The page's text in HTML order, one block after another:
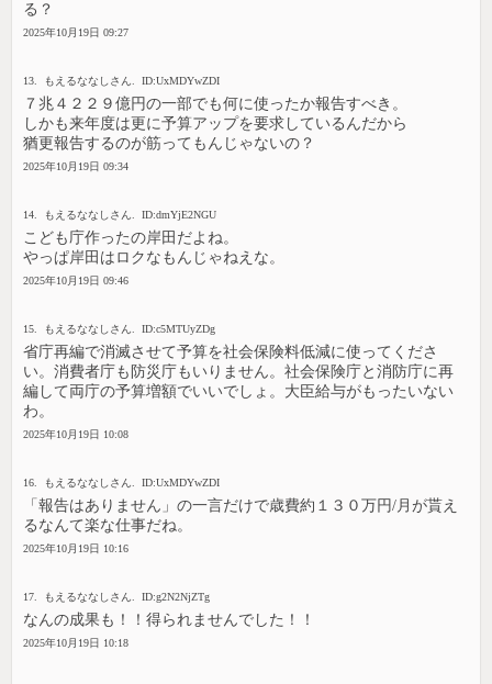
る？
2025年10月19日 09:27
13. もえるななしさん. ID:UxMDYwZDI
７兆４２２９億円の一部でも何に使ったか報告すべき。
しかも来年度は更に予算アップを要求しているんだから
猶更報告するのが筋ってもんじゃないの？
2025年10月19日 09:34
14. もえるななしさん. ID:dmYjE2NGU
こども庁作ったの岸田だよね。
やっぱ岸田はロクなもんじゃねえな。
2025年10月19日 09:46
15. もえるななしさん. ID:c5MTUyZDg
省庁再編で消滅させて予算を社会保険料低減に使ってくださ
い。消費者庁も防災庁もいりません。社会保険庁と消防庁に再
編して両庁の予算増額でいいでしょ。大臣給与がもったいない
わ。
2025年10月19日 10:08
16. もえるななしさん. ID:UxMDYwZDI
「報告はありません」の一言だけで歳費約１３０万円/月が貰え
るなんて楽な仕事だね。
2025年10月19日 10:16
17. もえるななしさん. ID:g2N2NjZTg
なんの成果も！！得られませんでした！！
2025年10月19日 10:18